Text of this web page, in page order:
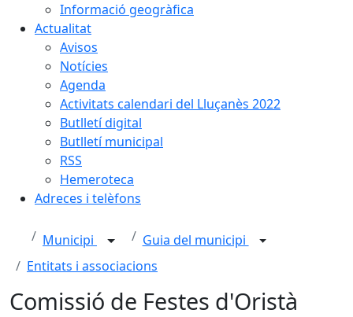
Informació geogràfica
Actualitat
Avisos
Notícies
Agenda
Activitats calendari del Lluçanès 2022
Butlletí digital
Butlletí municipal
RSS
Hemeroteca
Adreces i telèfons
Municipi
Guia del municipi
Entitats i associacions
Comissió de Festes d'Oristà